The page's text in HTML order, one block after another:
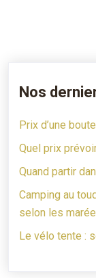
Nos
Prix d’une
Quel prix
Quand partir
Camping au
selon les
Le vélo tente :